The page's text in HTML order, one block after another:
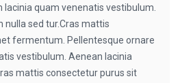
lacinia quam venenatis vestibulum.
nulla sed tur.Cras mattis
fermentum. Pellentesque ornare
vestibulum. Aenean lacinia
mattis consectetur purus sit